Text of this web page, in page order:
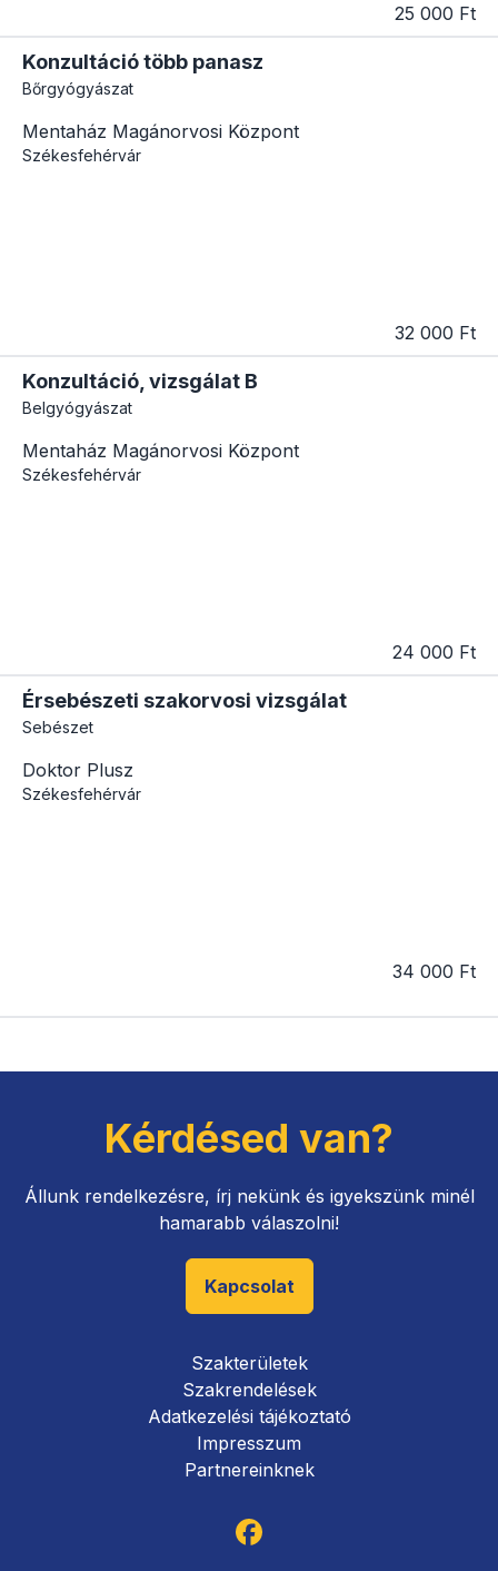
25 000 Ft
Konzultáció több panasz
Bőrgyógyászat
Mentaház Magánorvosi Központ
Székesfehérvár
32 000 Ft
Konzultáció, vizsgálat B
Belgyógyászat
Mentaház Magánorvosi Központ
Székesfehérvár
24 000 Ft
Érsebészeti szakorvosi vizsgálat
Sebészet
Doktor Plusz
Székesfehérvár
34 000 Ft
Kérdésed van?
Állunk rendelkezésre, írj nekünk és igyekszünk minél
hamarabb válaszolni!
Kapcsolat
Szakterületek
Szakrendelések
Adatkezelési tájékoztató
Impresszum
Partnereinknek